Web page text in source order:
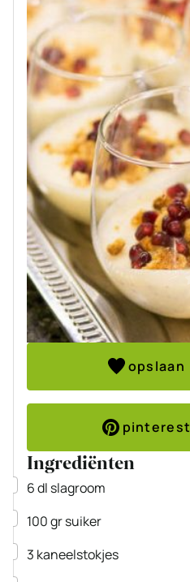
opslaan
pinterest
Ingrediënten
▢
6dl slagroom
▢
100grsuiker
▢
3 kaneelstokjes